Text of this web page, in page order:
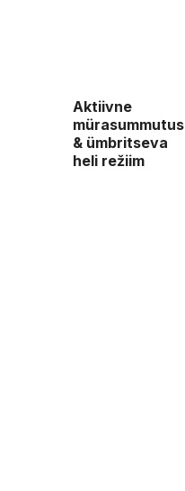
Aktiivne
mürasummutus
& ümbritseva
heli režiim